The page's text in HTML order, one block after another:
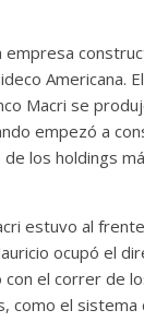
empresa
Americana.
Macri se
empezó a
de los holdings
estuvo al
ocupó el
con el correr de
como el sistema